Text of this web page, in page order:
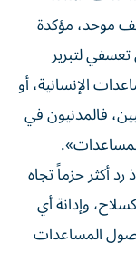
موحد، مؤكدة
لتبرير
الإنسانية، أو
فالمدنيون في
أكثر حزماً تجاه
وإدانة أي
المساعدات